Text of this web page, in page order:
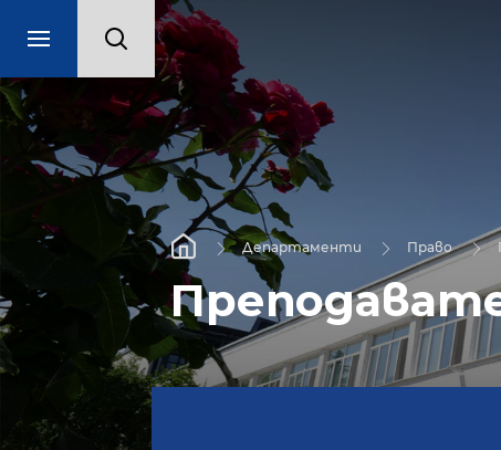
Департаменти Право